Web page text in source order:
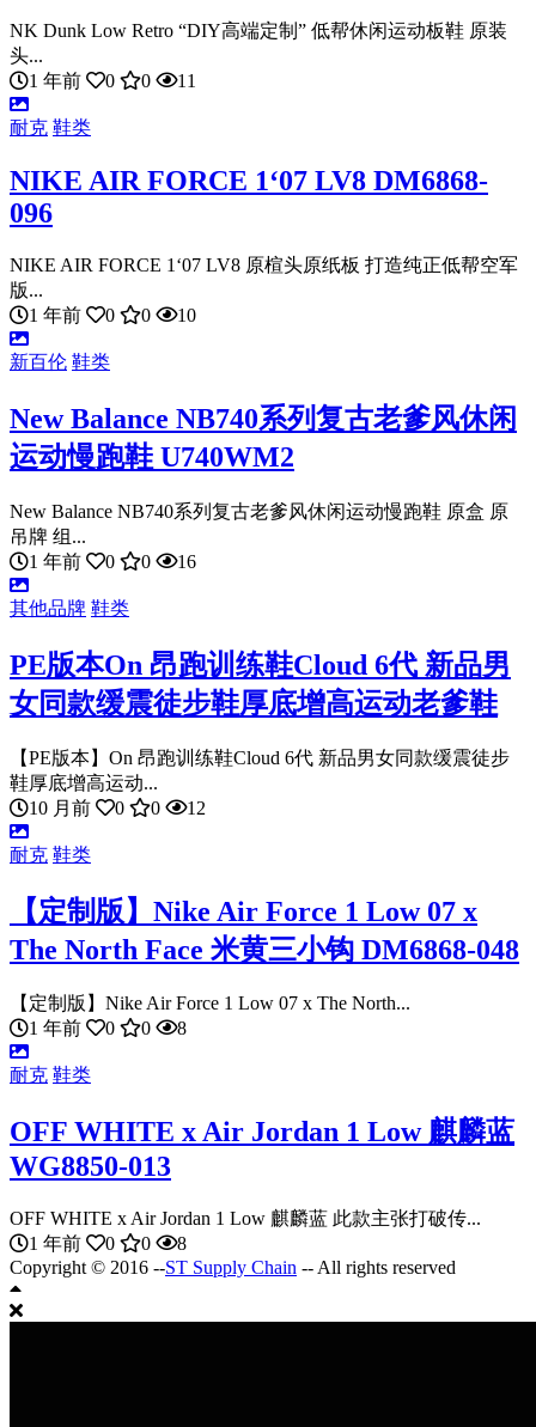
NK Dunk Low Retro “DIY高端定制” 低帮休闲运动板鞋 原装
头...
1 年前
0 0 11
耐克 鞋类
NIKE AIR FORCE 1‘07 LV8 DM6868-
096
NIKE AIR FORCE 1‘07 LV8 原楦头原纸板 打造纯正低帮空军
版...
1 年前
0 0 10
新百伦 鞋类
New Balance NB740系列复古老爹风休闲
运动慢跑鞋 U740WM2
New Balance NB740系列复古老爹风休闲运动慢跑鞋 原盒 原
吊牌 组...
1 年前
0 0 16
其他品牌 鞋类
PE版本On 昂跑训练鞋Cloud 6代 新品男
女同款缓震徒步鞋厚底增高运动老爹鞋
【PE版本】On 昂跑训练鞋Cloud 6代 新品男女同款缓震徒步
鞋厚底增高运动...
10 月前
0 0 12
耐克 鞋类
【定制版】Nike Air Force 1 Low 07 x
The North Face 米黄三小钩 DM6868-048
【定制版】Nike Air Force 1 Low 07 x The North...
1 年前
0 0 8
耐克 鞋类
OFF WHITE x Air Jordan 1 Low 麒麟蓝
WG8850-013
OFF WHITE x Air Jordan 1 Low 麒麟蓝 此款主张打破传...
1 年前
0 0
8
Copyright © 2016 --ST Supply Chain -- All rights reserved